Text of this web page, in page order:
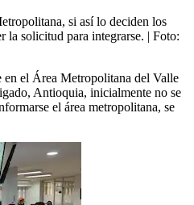
si así lo deciden los
la solicitud para integrarse. | Foto:
el Área Metropolitana del Valle
Antioquia, inicialmente no se
el área metropolitana, se